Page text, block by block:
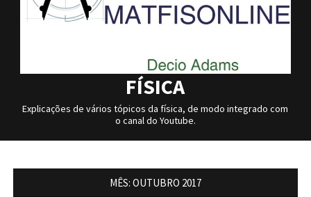
FÍSICA
Explicações de vários tópicos da física, de modo integrado com
o canal do Youtube.
MÊS: OUTUBRO 2017